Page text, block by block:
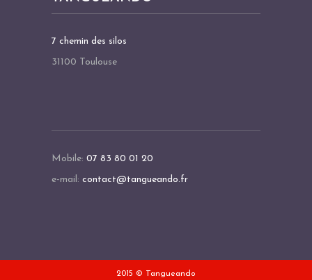
7 chemin des silos
31100 Toulouse
Mobile: 07 83 80 01 20
e-mail: contact@tangueando.fr
2015 © Tangueando